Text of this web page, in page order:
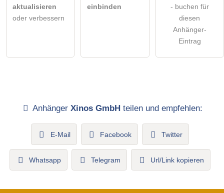
aktualisieren
oder verbessern
einbinden
- buchen für
diesen
Anhänger-
Eintrag
AnhängerXinos GmbH teilen und empfehlen:
E-Mail Facebook Twitter
Whatsapp Telegram Url/Link kopieren